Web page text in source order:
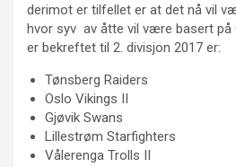
derimot er tilfellet er at det nå vil
hvor syv av åtte vil være basert på
er bekreftet til 2. divisjon 2017 er:
Tønsberg Raiders
Oslo Vikings II
Gjøvik Swans
Lillestrøm Starfighters
Vålerenga Trolls II